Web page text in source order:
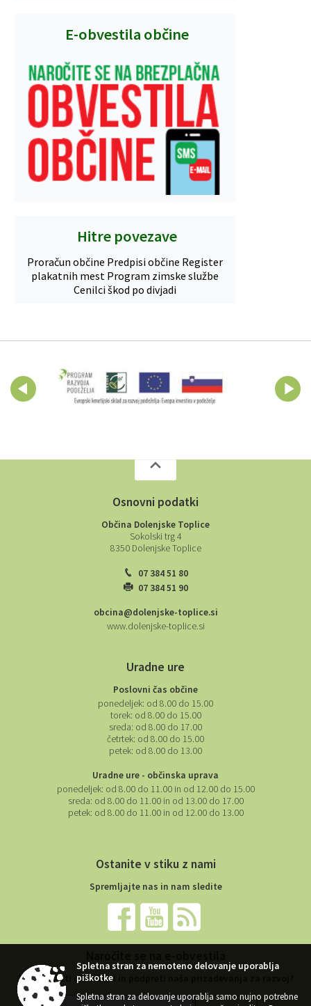
E-obvestila občine
Hitre povezave
Proračun občine Predpisi občine Register
plakatnih mest Program zimske službe
Cenilci škod po divjadi
Osnovni podatki
Občina Dolenjske Toplice
Sokolski trg 4
8350 Dolenjske Toplice
07 384 51 80
07 384 51 90
obcina@dolenjske-toplice.si
www.dolenjske-toplice.si
Uradne ure
Poslovni čas občine
ponedeljek: od 8.00 do 15.00
torek: od 8.00 do 15.00
sreda: od 8.00 do 17.00
četrtek: od 8.00 do 15.00
petek: od 8.00 do 13.00
Uradne ure - občinska uprava
ponedeljek: od 8.00 do 11.00 in od 12.00 do 15.00
sreda: od 8.00 do 11.00 in od 13.00 do 17.00
petek: od 8.00 do 11.00 in od 12.00 do 13.00
Ostanite v stiku z nami
Spremljajte nas in nam sledite
Naročite se na e-obvestila
Želite ostati obveščeni in podpreti naša prizadevanja za razvoj?
Spletna stran za nemoteno delovanje uporablja
piškotke
Spletna stran za delovanje uporablja samo nujno potrebne